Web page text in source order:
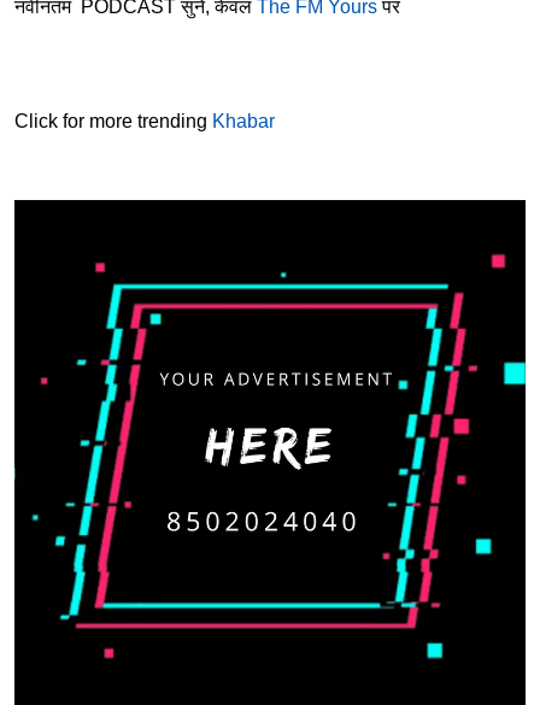
नवीनतम PODCAST सुनें, केवल The FM Yoursपर
Click for more trending Khabar